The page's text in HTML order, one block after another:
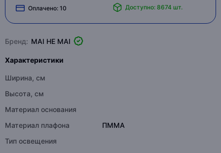
Оплачено: 10 Доступно: 8674 шт.
Бренд: MAI HE MAI
Характеристики
Ширина, см
Высота, см
Материал основания
Материал плафона
ПММА
Тип освещения